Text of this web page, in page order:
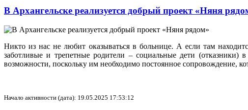
В Архангельске реализуется добрый проект «Няня
Никто из нас не любит оказываться в больнице. А если там
заботливые и трепетные родители – социальные дети (отказники)
возможности, поскольку им необходимо постоянное сопровождение,
Начало активности (дата): 19.05.2025 17:53:12